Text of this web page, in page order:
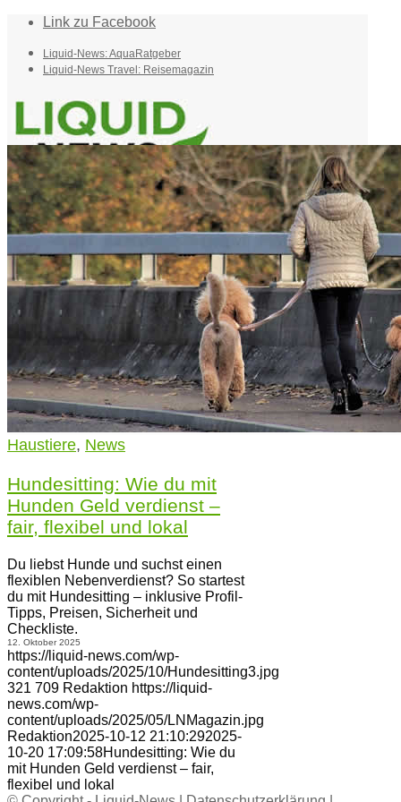
Link zu Facebook
Liquid-News: AquaRatgeber
Liquid-News Travel: Reisemagazin
Haustiere, News
Hundesitting: Wie du mit
Hunden Geld verdienst –
fair, flexibel und lokal
Du liebst Hunde und suchst einen
flexiblen Nebenverdienst? So startest
du mit Hundesitting – inklusive Profil-
Tipps, Preisen, Sicherheit und
Checkliste.
12. Oktober 2025
https://liquid-news.com/wp-
content/uploads/2025/10/Hundesitting3.jpg
321 709 Redaktion https://liquid-
news.com/wp-
content/uploads/2025/05/LNMagazin.jpg
Redaktion2025-10-12 21:10:292025-
10-20 17:09:58Hundesitting: Wie du
mit Hunden Geld verdienst – fair,
flexibel und lokal